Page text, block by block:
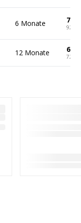
6 Monate
12 Monate